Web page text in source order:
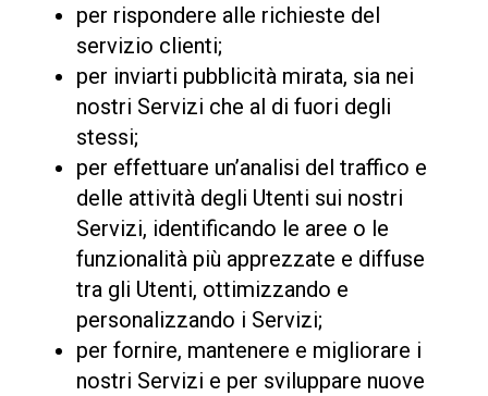
per rispondere alle richieste del
servizio clienti;
per inviarti pubblicità mirata, sia nei
nostri Servizi che al di fuori degli
stessi;
per effettuare un’analisi del traffico e
delle attività degli Utenti sui nostri
Servizi, identificando le aree o le
funzionalità più apprezzate e diffuse
tra gli Utenti, ottimizzando e
personalizzando i Servizi;
per fornire, mantenere e migliorare i
nostri Servizi e per sviluppare nuove